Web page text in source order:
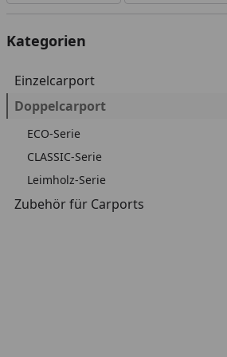
Kategorien
Einzelcarport
Doppelcarport
ECO-Serie
CLASSIC-Serie
Leimholz-Serie
Zubehör für Carports